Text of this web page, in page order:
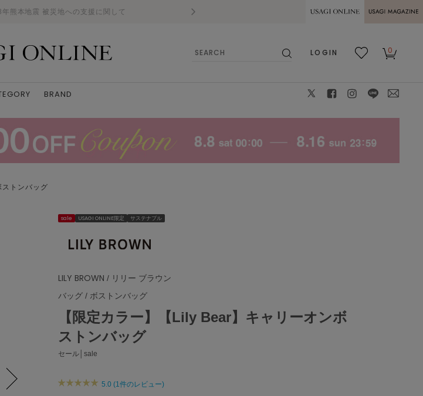
年熊本地震 被災地への支援に関して 熊本県熊本地方を震源とする地震の影響に
MAGAZINE
LOGIN
0
BRAND
トンバッグ
sale USAGI ONLINE限定 サステナブル
LILY BROWN / リリー ブラウン
バッグ / ボストンバッグ
【限定カラー】【Lily Bear】キャリーオンボ
ストンバッグ
セール│sale
5.0 (1件のレビュー)